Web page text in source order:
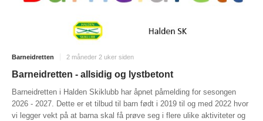
KONTAKTADRESSER
HANDLINGSDOKUMENT
Årsberetninger
Barneidretten 2 måneder 2 uker siden
Barneidretten - allsidig og lystbetont
Barneidretten i Halden Skiklubb har åpnet påmelding for sesongen
2026 - 2027. Dette er et tilbud til barn født i 2019 til og med 2022 hvor
vi legger vekt på at barna skal få prøve seg i flere ulike aktiviteter og